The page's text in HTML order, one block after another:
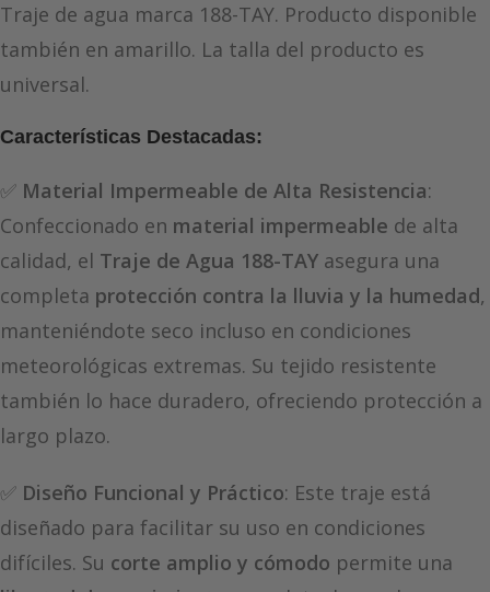
Traje de agua marca 188-TAY. Producto disponible
también en amarillo. La talla del producto es
universal.
Características Destacadas:
✅ Material Impermeable de Alta Resistencia:
Confeccionado en material impermeable de alta
calidad, el Traje de Agua 188-TAY asegura una
completa protección contra la lluvia y la humedad,
manteniéndote seco incluso en condiciones
meteorológicas extremas. Su tejido resistente
también lo hace duradero, ofreciendo protección a
largo plazo.
✅ Diseño Funcional y Práctico: Este traje está
diseñado para facilitar su uso en condiciones
difíciles. Su corte amplio y cómodo permite una